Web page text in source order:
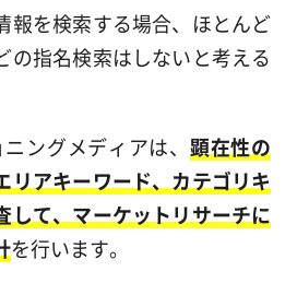
報を検索する場合、ほとんど
の指名検索はしないと考える
ングメディアは、 顕在性の
リアキーワード、カテゴリキ
して、マーケットリサーチに
を行います。